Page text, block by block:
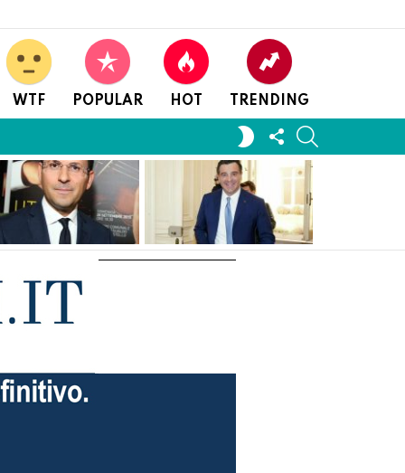
WTF POPULAR HOT TRENDING
SWITCH
SKIN
FOLLOW
US